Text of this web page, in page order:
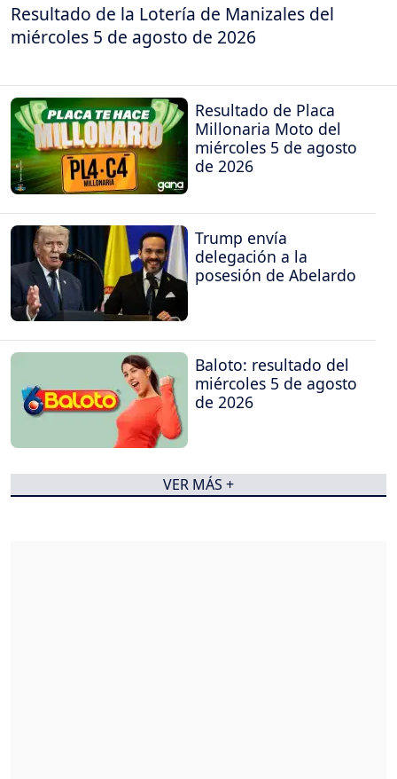
Resultado de la Lotería de Manizales del
miércoles 5 de agosto de 2026
Resultado de Placa
Millonaria Moto del
miércoles 5 de agosto
de 2026
Trump envía
delegación a la
posesión de Abelardo
Baloto: resultado del
miércoles 5 de agosto
de 2026
VER MÁS +